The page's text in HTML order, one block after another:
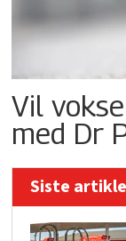
Vil
med Dr
Siste